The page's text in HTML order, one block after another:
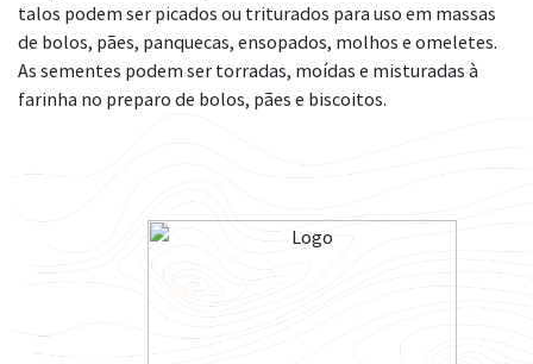
talos podem ser picados ou triturados para uso em massas
de bolos, pães, panquecas, ensopados, molhos e omeletes.
As sementes podem ser torradas, moídas e misturadas à
farinha no preparo de bolos, pães e biscoitos.